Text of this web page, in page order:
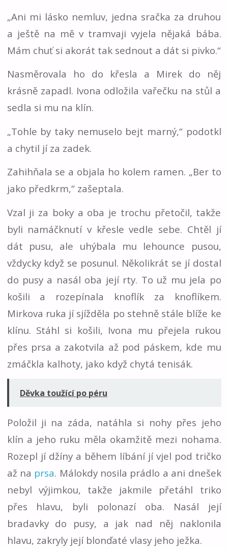
„Ani mi lásko nemluv, jedna sračka za druhou
a ještě na mě v tramvaji vyjela nějaká bába.
Mám chuť si akorát tak sednout a dát si pivko.“
Nasměrovala ho do křesla a Mirek do něj
krásně zapadl. Ivona odložila vařečku na stůl a
sedla si mu na klín.
„Tohle by taky nemuselo bejt marný,“ podotkl
a chytil jí za zadek.
Zahihňala se a objala ho kolem ramen. „Ber to
jako předkrm,“ zašeptala.
Vzal ji za boky a oba je trochu přetočil, takže
byli namáčknutí v křesle vedle sebe. Chtěl jí
dát pusu, ale uhýbala mu lehounce pusou,
vždycky když se posunul. Několikrát se jí dostal
do pusy a nasál oba její rty. To už mu jela po
košili a rozepínala knoflík za knoflíkem.
Mirkova ruka jí sjížděla po stehně stále blíže ke
klínu. Stáhl si košili, Ivona mu přejela rukou
přes prsa a zakotvila až pod páskem, kde mu
zmáčkla kalhoty, jako když chytá tenisák.
Děvka toužící po péru
Položil ji na záda, natáhla si nohy přes jeho
klín a jeho ruku měla okamžitě mezi nohama.
Rozepl jí džíny a během líbání jí vjel pod tričko
až na prsa. Málokdy nosila prádlo a ani dnešek
nebyl výjimkou, takže jakmile přetáhl triko
přes hlavu, byli polonazí oba. Nasál její
bradavky do pusy, a jak nad něj naklonila
hlavu, zakryly její blonďaté vlasy jeho ježka.